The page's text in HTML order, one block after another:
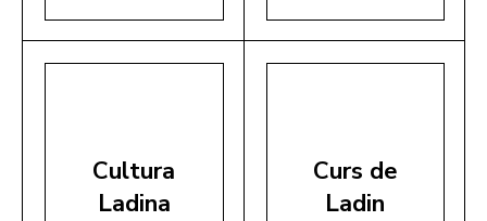
Cultura
Ladina
Curs de
Ladin